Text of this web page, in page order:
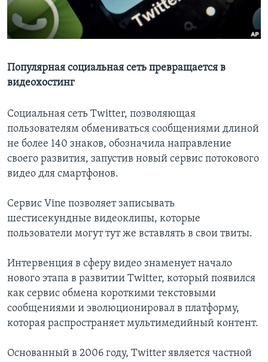
Learning English
Языки
Популярная социальная сеть превращается в
видеохостинг
Социальная сеть Twitter, позволяющая
пользователям обмениваться сообщениями длиной
не более 140 знаков, обозначила направление
своего развития, запустив новый сервис потокового
видео для смартфонов.
Сервис Vine позволяет записывать
шестисекундные видеоклипы, которые
пользователи могут тут же вставлять в свои твиты.
Интервенция в сферу видео знаменует начало
нового этапа в развитии Twitter, который появился
как сервис обмена короткими текстовыми
сообщениями и эволюционировал в платформу,
которая распространяет мультимедийный контент.
Основанный в 2006 году, Twitter является частной